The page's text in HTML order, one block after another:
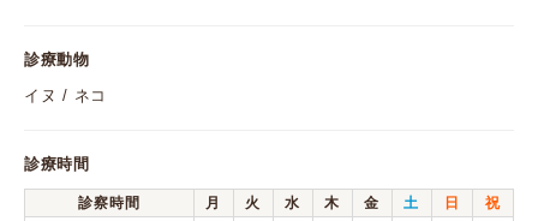
診療動物
イヌ / ネコ
診療時間
診察時間 月 火 水 木 金 土 日
祝